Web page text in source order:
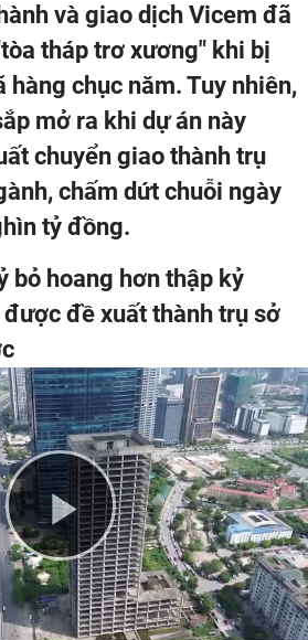
và giao dịch Vicem đã
tháp trơ xương" khi bị
hàng chục năm. Tuy nhiên,
mở ra khi dự án này
chuyển giao thành trụ
chấm dứt chuỗi ngày
tỷ đồng.
bỏ hoang hơn thập kỷ
đề xuất thành trụ sở
Play